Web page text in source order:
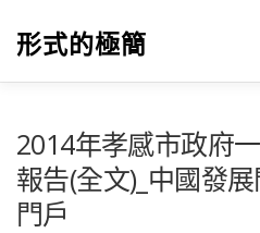
形式的極簡
2014年孝感市政府
報告(全文)_中國發
門戶